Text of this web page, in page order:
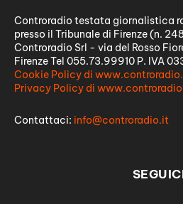
Controradio testata giornalistica
presso il Tribunale di Firenze (n.
Controradio Srl - via del Rosso
Firenze Tel 055.73.99910 P. IVA
Cookie Policy di
Privacy Policy di
Contattaci: info@controradio.it